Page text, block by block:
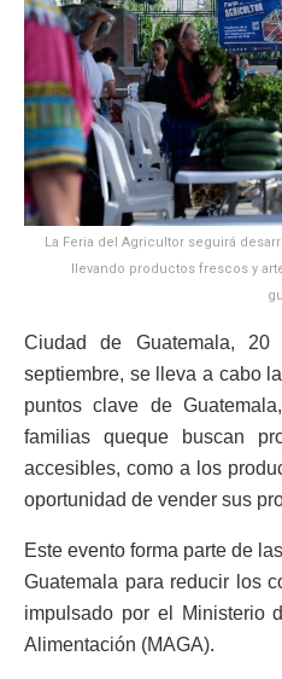
La Feria del Agricultor seguirá
llevando productos frescos y
Ciudad de Guatemala,
septiembre, se lleva a cabo
puntos clave de
familias queque buscan
accesibles, como a los
oportunidad de vender sus
Este evento forma parte de
Guatemala para reducir los
impulsado por el Ministerio
Alimentación (MAGA).